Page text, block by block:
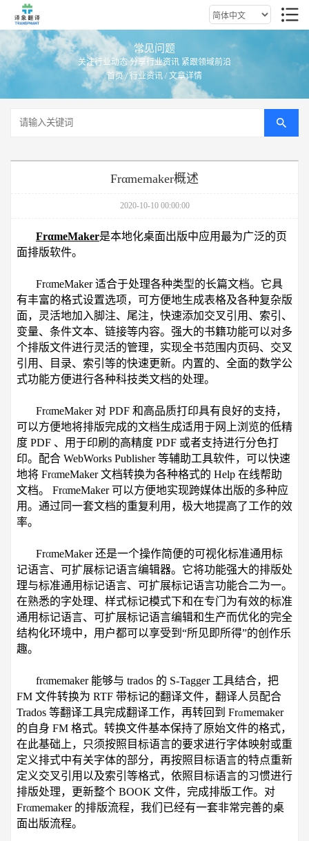
常见问题
关注行业动态 分享行业资讯 紧跟领域前沿
首页/行业资讯 / 文章详情
Frαmemaker概述
2020-10-10 00:00:00
FrαmeMaker是本地化桌面出版中应用最为广泛的页
面排版软件。
FrαmeMaker 适合于处理各种类型的长篇文档。它具
有丰富的格式设置选项，可方便地生成表格及各种复杂版
面，灵活地加入脚注、尾注，快速添加交叉引用、索引、
变量、条件文本、链接等内容。强大的书籍功能可以对多
个排版文件进行灵活的管理，实现全书范围内页码、交叉
引用、目录、索引等的快速更新。内置的、全面的数学公
式功能方便进行各种科技类文档的处理。
FrαmeMaker 对 PDF 和高品质打印具有良好的支持，
可以方便地将排版完成的文档生成适用于网上浏览的低精
度 PDF 、用于印刷的高精度 PDF 或者支持进行分色打
印。配合 WebWorks Publisher 等辅助工具软件，可以快速
地将 FrαmeMaker 文档转换为各种格式的 Help 在线帮助
文档。 FrαmeMaker 可以方便地实现跨媒体出版的多种应
用。通过同一套文档的重复利用，极大地提高了工作的效
率。
FrαmeMaker 还是一个操作简便的可视化标准通用标
记语言、可扩展标记语言编辑器。它将功能强大的排版处
理与标准通用标记语言、可扩展标记语言功能合二为一。
在熟悉的字处理、样式标记模式下和在专门为有效的标准
通用标记语言、可扩展标记语言编辑和生产而优化的完全
结构化环境中，用户都可以享受到“所见即所得”的创作乐
趣。
frαmemaker 能够与 trados 的 S-Tagger 工具结合，把
FM 文件转换为 RTF 带标记的翻译文件，翻译人员配合
Trados 等翻译工具完成翻译工作，再转回到 Frαmemaker
的自身 FM 格式。转换文件基本保持了原始文件的格式，
在此基础上，只须按照目标语言的要求进行字体映射或重
定义排式中有关字体的部分，再按照目标语言的特点重新
定义交叉引用以及索引等格式，依照目标语言的习惯进行
排版处理，更新整个 BOOK 文件，完成排版工作。对
Frαmemaker 的排版流程，我们已经有一套非常完善的桌
面出版流程。